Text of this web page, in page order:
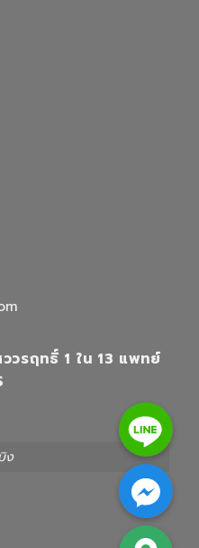
รฤทธิ์ 1 ใน 13 แพทย์
ง
Line
Facebook Messenger
Google Map